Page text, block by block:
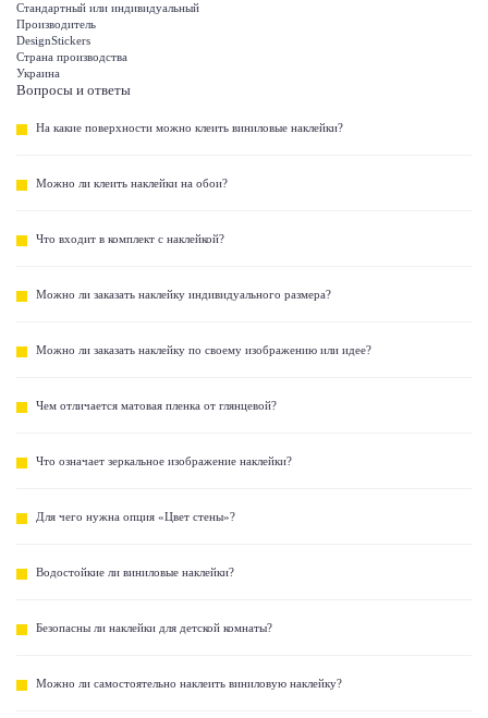
Стандартный или индивидуальный
Производитель
DesignStickers
Страна производства
Украина
Вопросы и ответы
На какие поверхности можно клеить виниловые наклейки?
Можно ли клеить наклейки на обои?
Что входит в комплект с наклейкой?
Можно ли заказать наклейку индивидуального размера?
Можно ли заказать наклейку по своему изображению или идее?
Чем отличается матовая пленка от глянцевой?
Что означает зеркальное изображение наклейки?
Для чего нужна опция «Цвет стены»?
Водостойкие ли виниловые наклейки?
Безопасны ли наклейки для детской комнаты?
Можно ли самостоятельно наклеить виниловую наклейку?